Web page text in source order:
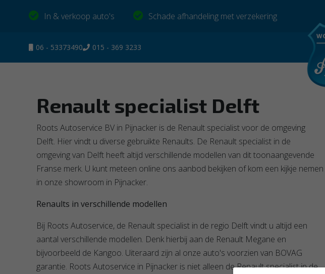
In & verkoop auto's Schade afhandeling met verzekering
06 - 53373490 015 - 369 3233
Renault specialist Delft
Roots Autoservice BV in Pijnacker is de Renault specialist voor de omgeving
Delft. Hier vindt u diverse gebruikte Renaults. De Renault specialist in de
omgeving van Delft heeft altijd verschillende modellen van dit toonaangevende
Franse merk. U kunt meteen online ons aanbod bekijken of kom een kijkje nemen
in onze showroom in Pijnacker.
Renaults in verschillende modellen
Bij Roots Autoservice, de Renault specialist in de regio Delft vindt u altijd een
aantal verschillende modellen. Denk hierbij aan de Renault Megane en
bijvoorbeeld de Kangoo. Uiteraard zijn al onze auto's voorzien van BOVAG
garantie. Roots Autoservice in Pijnacker is niet alleen de Renault specialist in de